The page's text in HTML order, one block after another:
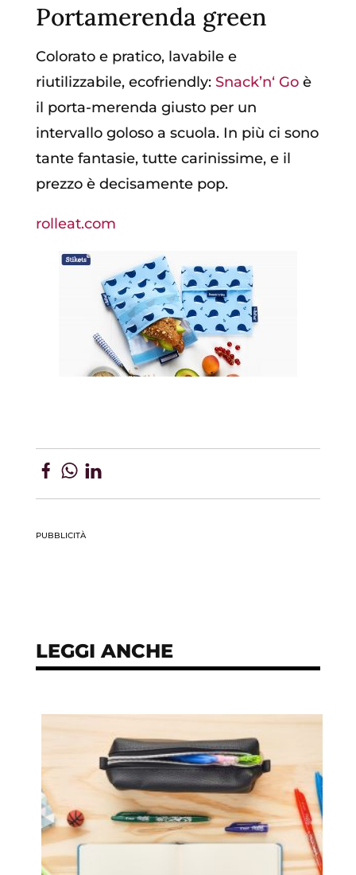
Portamerenda green
Colorato e pratico, lavabile e
riutilizzabile, ecofriendly: Snack’n‘ Goè
il porta-merenda giusto per un
intervallo goloso a scuola. In più ci sono
tante fantasie, tutte carinissime, e il
prezzo è decisamente pop.
rolleat.com
PUBBLICITÀ
LEGGI ANCHE